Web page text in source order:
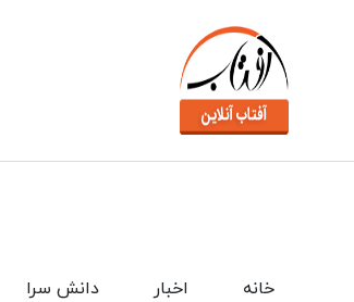
دانش سرا اخبار خانه